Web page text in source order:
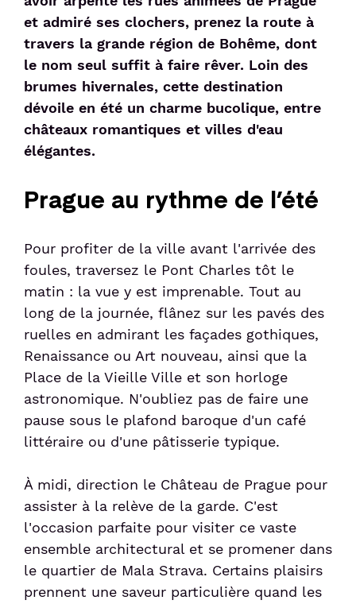
Sénior et PMR
Voyageur avec un animal
Enfant non-accompagné
et admiré ses clochers, prenez la route à
travers la grande région de Bohême, dont
le nom seul suffit à faire rêver. Loin des
brumes hivernales, cette destination
dévoile en été un charme bucolique, entre
châteaux romantiques et villes d'eau
élégantes.
Prague au rythme de l’été
Pour profiter de la ville avant l'arrivée des
foules, traversez le Pont Charles tôt le
matin : la vue y est imprenable. Tout au
long de la journée, flânez sur les pavés des
ruelles en admirant les façades gothiques,
Renaissance ou Art nouveau, ainsi que la
Place de la Vieille Ville et son horloge
astronomique. N'oubliez pas de faire une
pause sous le plafond baroque d'un café
littéraire ou d'une pâtisserie typique.
À midi, direction le Château de Prague pour
assister à la relève de la garde. C'est
l'occasion parfaite pour visiter ce vaste
ensemble architectural et se promener dans
le quartier de Mala Strava. Certains plaisirs
prennent une saveur particulière quand les